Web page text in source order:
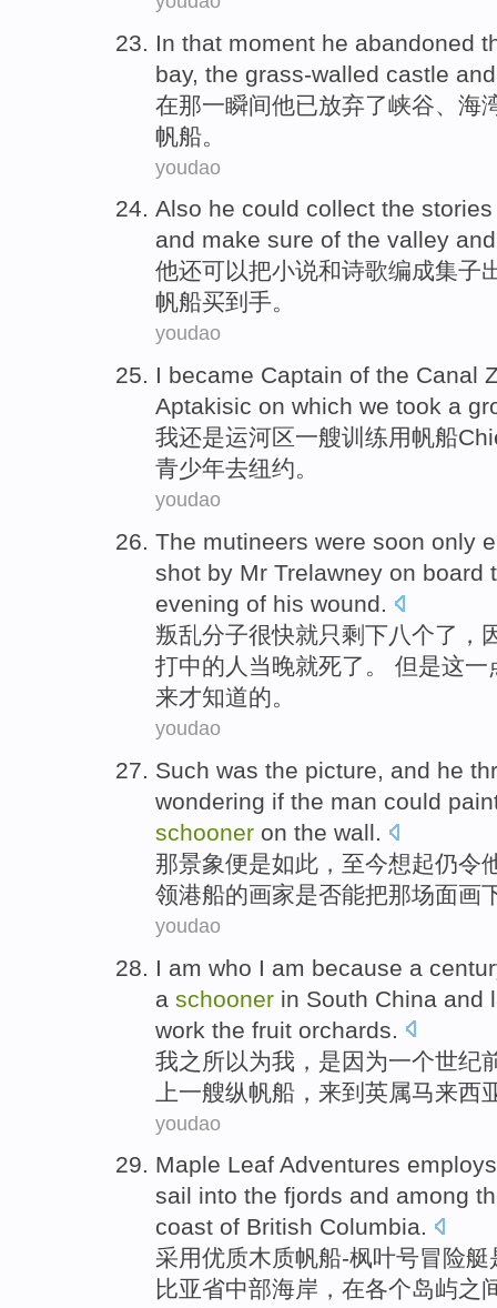
In that moment he abandoned
bay, the grass-walled castle and
在那一瞬间他已放弃了峡谷
海
帆船。
youdao
Also he could collect the stories
and make sure of the valley
他还可以把小说和诗歌编成集子
帆船买到手。
youdao
I became Captain of the Canal
Aptakisic on which we took a
我还是运河区一艘训练用帆船
青少年去纽约。
youdao
The mutineers were soon only
shot by Mr Trelawney on board
evening of his wound.
叛乱分子很快就只 剩下八个了 ，
打中的人当晚就死了 。 但是这一
来才知道的。
youdao
Such was the picture, and he
wondering if the man could
schooner on the wall.
那景象便是如此 ，至今想起仍令
领港船的画家是否能把那场面画
youdao
I am who I am because a
a schooner in South China and
work the fruit orchards
我之所以为我， 是因为一个世纪
上一艘纵帆船 ， 来到英属马来西
youdao
Maple Leaf Adventures employs
sail into the fjords and among
coast of British Columbia.
采用优质木质帆船-枫叶号冒险艇
比亚省中部海岸 ，在各个岛屿之